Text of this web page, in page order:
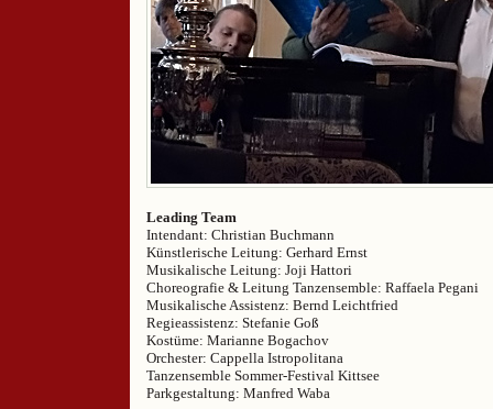
Leading Team
Intendant: Christian Buchmann
Künstlerische Leitung: Gerhard Ernst
Musikalische Leitung: Joji Hattori
Choreografie & Leitung Tanzensemble: Raffaela Pegani
Musikalische Assistenz: Bernd Leichtfried
Regieassistenz: Stefanie Goß
Kostüme: Marianne Bogachov
Orchester: Cappella Istropolitana
Tanzensemble Sommer-Festival Kittsee
Parkgestaltung: Manfred Waba